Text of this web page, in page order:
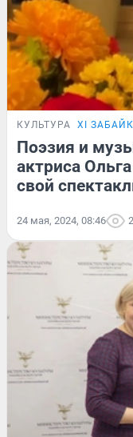
КУЛЬТУРА XI
Поэзия и
актриса
свой
24 мая, 2024, 08:46